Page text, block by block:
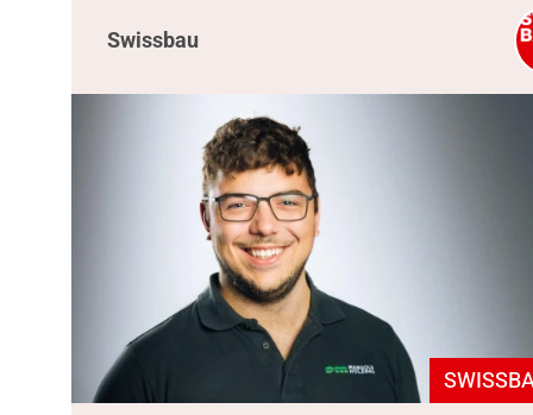
Swissbau